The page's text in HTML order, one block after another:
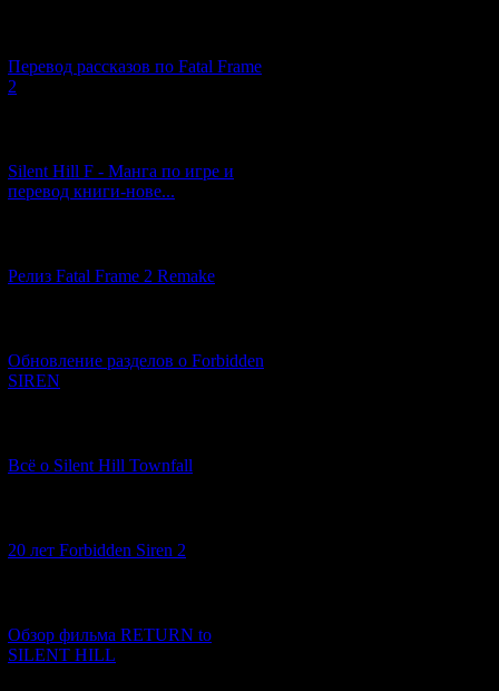
Перевод рассказов по Fatal Frame
2
Silent Hill F - Манга по игре и
перевод книги-нове...
Релиз Fatal Frame 2 Remake
Обновление разделов о Forbidden
SIREN
Всё о Silent Hill Townfall
20 лет Forbidden Siren 2
Обзор фильма RETURN to
SILENT HILL